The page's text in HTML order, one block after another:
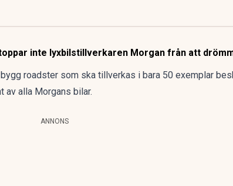
inte lyxbilstillverkaren Morgan från att
roadster som ska tillverkas i bara 50 exemplar
av alla Morgans bilar.
ANNONS